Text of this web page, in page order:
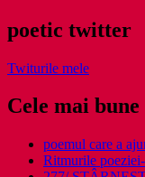
poetic twitter
Twiturile mele
Cele mai
poemul care a
Ritmurile